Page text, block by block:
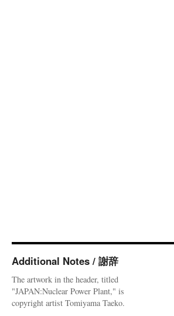
Additional Notes / 謝辞
The artwork in the header, titled
"JAPAN:Nuclear Power Plant," is
copyright artist Tomiyama Taeko.